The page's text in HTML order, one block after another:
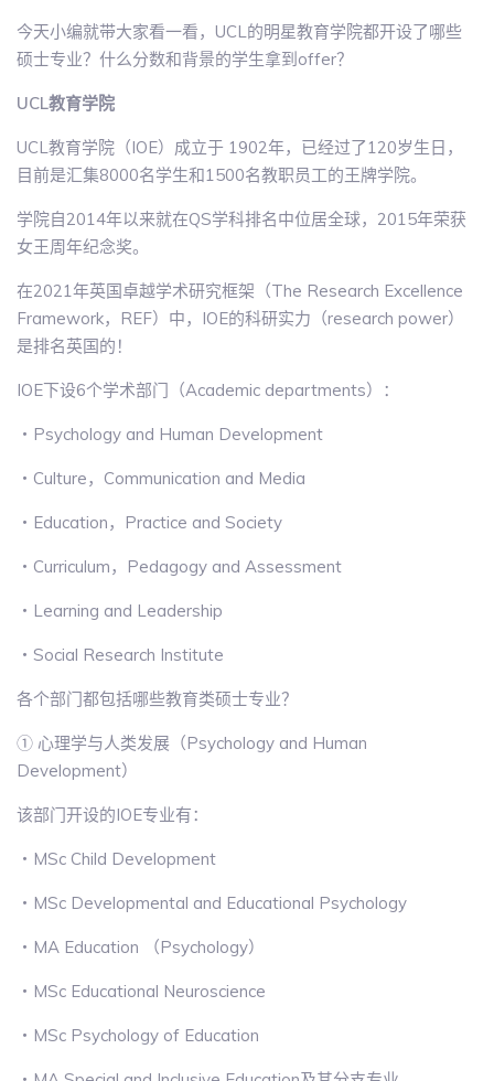
今天小编就带大家看一看，UCL的明星教育学院都开设了哪些
硕士专业？什么分数和背景的学生拿到offer？
UCL教育学院
UCL教育学院（IOE）成立于 1902年，已经过了120岁生日，
目前是汇集8000名学生和1500名教职员工的王牌学院。
学院自2014年以来就在QS学科排名中位居全球，2015年荣获
女王周年纪念奖。
在2021年英国卓越学术研究框架（The Research Excellence
Framework，REF）中，IOE的科研实力（research power）
是排名英国的！
IOE下设6个学术部门（Academic departments）：
・Psychology and Human Development
・Culture，Communication and Media
・Education，Practice and Society
・Curriculum，Pedagogy and Assessment
・Learning and Leadership
・Social Research Institute
各个部门都包括哪些教育类硕士专业？
① 心理学与人类发展（Psychology and Human
Development）
该部门开设的IOE专业有：
・MSc Child Development
・MSc Developmental and Educational Psychology
・MA Education （Psychology）
・MSc Educational Neuroscience
・MSc Psychology of Education